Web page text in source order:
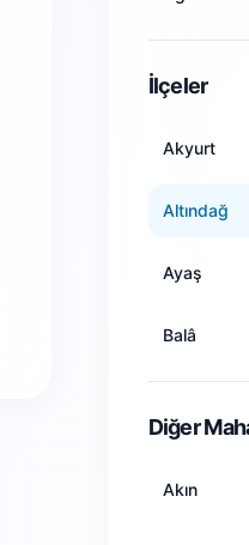
Bilecik
Bingöl
İlçeler
Akyurt
Altındağ
Ayaş
Balâ
Diğer
Akın